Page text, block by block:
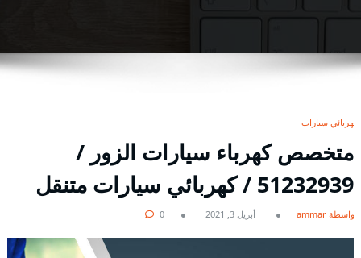
كهربائي سيارات
متخصص كهرباء سيارات الزور /
51232939‬ / كهربائي سيارات متنقل
بواسطة ammar أبريل 3, 2021 0